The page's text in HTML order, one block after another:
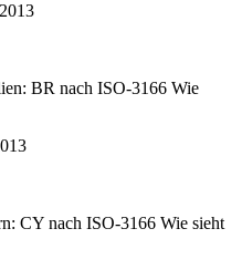
BR nach ISO-3166 Wie
CY nach ISO-3166 Wie sieht